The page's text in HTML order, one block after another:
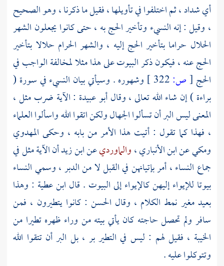
أي شداد ، ثم اختلفوا في تأويلها ، فقيل ما ذكرنا ، وهو الصحيح
، وقيل : إنه النسيء وتأخير الحج به ، حتى كانوا يجعلون الشهر
الحلال حراما بتأخير الحج إليه ، والشهر الحرام حلالا بتأخير
الحج عنه ، فيكون ذكر البيوت على هذا مثلا لمخالفة الواجب في
الحج [ص:
وشهوره . وسيأتي بيان النسيء في سورة (
براءة ) إن شاء الله تعالى ، وقالأبو عبيدة : الآية ضرب مثل ،
المعنى ليس البر أن تسألوا الجهال ولكن اتقوا الله واسألوا العلماء
، فهذا كما تقول : أتيت هذا الأمر من بابه ، وحكى المهدوي
ومكي عنابن الأنباري،والماورديعنابن زيدأن الآية مثل في
جماع النساء ، أمر بإتيانهن في القبل لا من الدبر ، وسمي النساء
بيوتا للإيواء إليهن كالإيواء إلى البيوت . قال ابن عطية : وهذا
بعيد مغير نمط الكلام ، وقال الحسن : كانوا يتطيرون ، فمن
سافر ولم تحصل حاجته كان يأتي بيته من وراء ظهره تطيرا من
الخيبة ، فقيل لهم : ليس في التطير بر ، بل البر أن تتقوا الله
وتتوكلوا عليه .